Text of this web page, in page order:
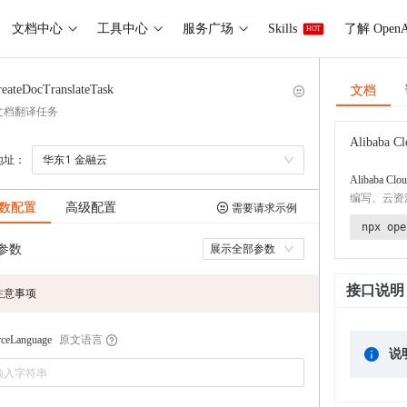
文档中心 工具中心 服务广场 Skills HOT 了解
档翻译任务
： 华东1 金融云
配置 高级配置 需要请求示例
数 展示全部参数
意事项
原文语言
文档
Alibaba
Alibaba
编写、云
npx
接口说明
说